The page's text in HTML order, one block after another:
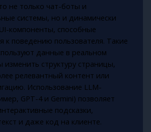
не только чат-боты и
системы, но и динамически
компоненты, способные
к поведению пользователя. Такие
данные в реальном
изменить структуру страницы,
релевантный контент или
Использование LLM-
GPT-4 и Gemini) позволяет
подсказки,
и даже код на клиенте.